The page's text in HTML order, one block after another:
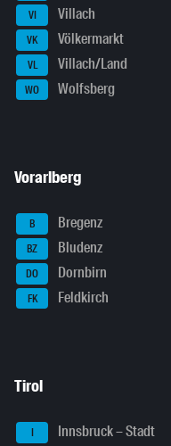
VI Villach
VK Völkermarkt
VL Villach/Land
WO Wolfsberg
Vorarlberg
B Bregenz
BZ Bludenz
DO Dornbirn
FK Feldkirch
Tirol
I Innsbruck – Stadt